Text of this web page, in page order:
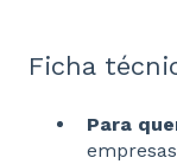
Ficha
Para